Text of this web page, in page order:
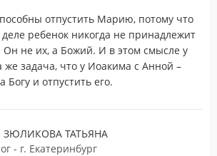
отпустить Марию, потому что
ребенок никогда не принадлежит
Он не их, а Божий. И в этом смысле у
же задача, что у Иоакима с Анной –
Богу и отпустить его.
ЗЮЛИКОВА ТАТЬЯНА
- г. Екатеринбург